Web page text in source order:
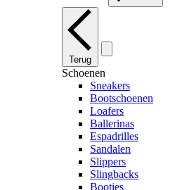
Terug
Schoenen
Sneakers
Bootschoenen
Loafers
Ballerinas
Espadrilles
Sandalen
Slippers
Slingbacks
Booties